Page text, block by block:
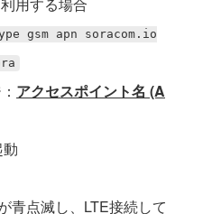
gsm apn soracom.io
アクセスポイント名 (A
青点滅し、LTE接続して